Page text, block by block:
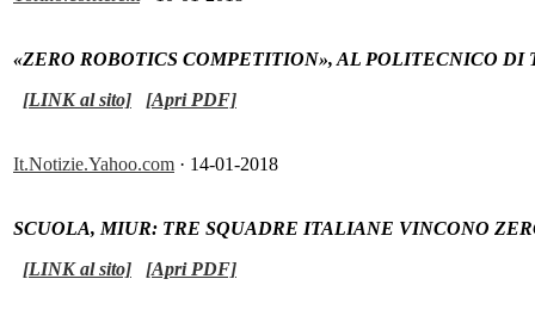
«ZERO ROBOTICS COMPETITION», AL POLITECNICO DI
[LINK al sito]
[Apri PDF]
It.Notizie.Yahoo.com · 14-01-2018
SCUOLA, MIUR: TRE SQUADRE ITALIANE VINCONO
[LINK al sito]
[Apri PDF]